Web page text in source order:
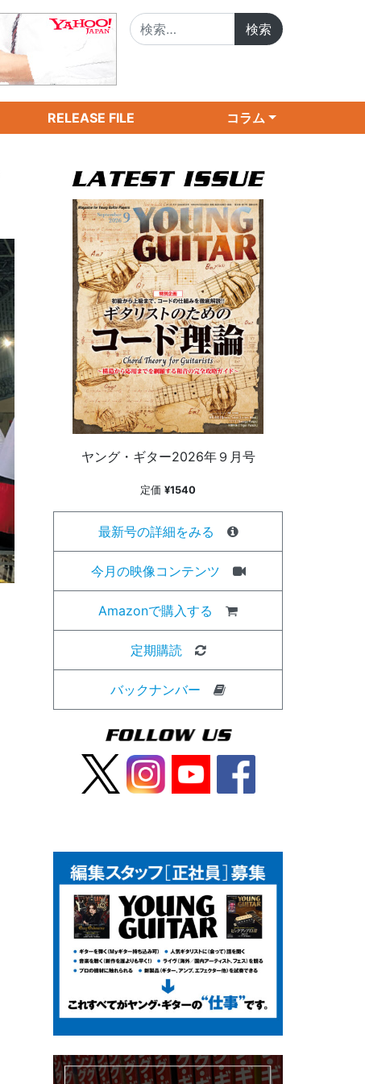
RELEASE FILE コラム
ヤング・ギター2026年９月号
定価 ¥1540
最新号の詳細をみる
今月の映像コンテンツ
Amazonで購入する
定期購読
バックナンバー